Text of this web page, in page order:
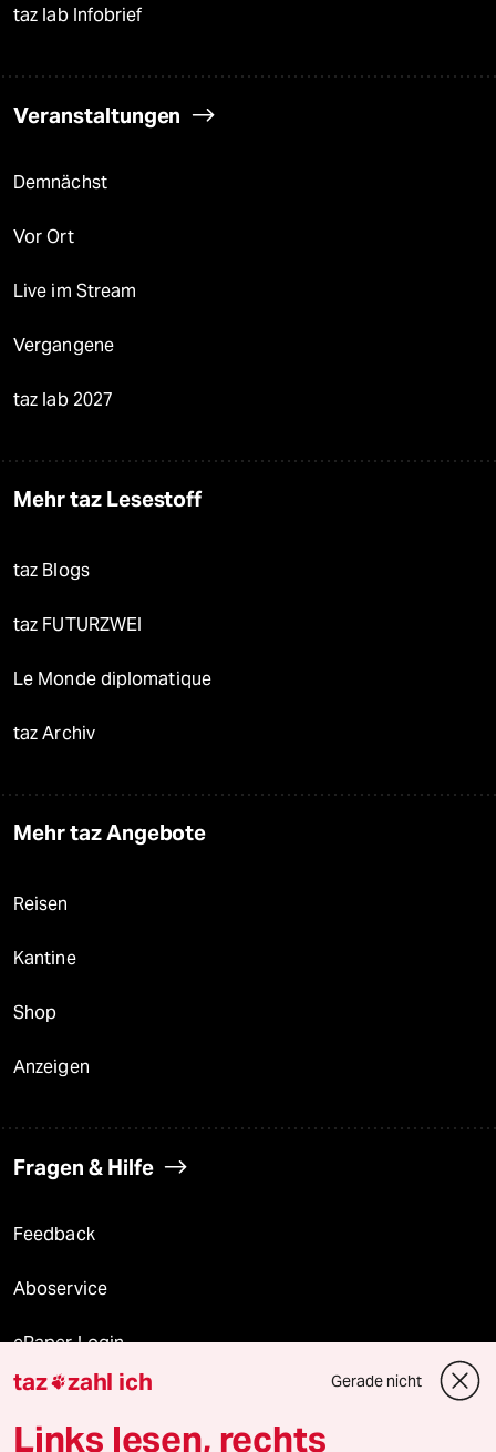
taz lab Infobrief
Veranstaltungen
Demnächst
Vor Ort
Live im Stream
Vergangene
taz lab 2027
Mehr taz Lesestoff
taz Blogs
taz FUTURZWEI
Le Monde diplomatique
taz Archiv
Mehr taz Angebote
Reisen
Kantine
Shop
Anzeigen
Fragen & Hilfe
Feedback
Aboservice
ePaper Login
Downloads für Abonnierende
taz zahl ich Gerade nicht
Links lesen, rechts